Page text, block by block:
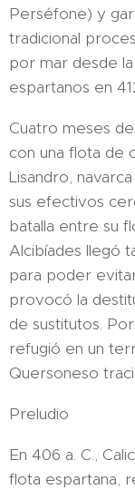
Perséfone) y
tradicional
por mar desde
espartanos en
Cuatro meses
con una flota de
Lisandro,
sus efectivos
batalla entre su
Alcibíades llegó
para poder
provocó la
de sustitutos.
refugió en un
Quersoneso
Preludio
En 406 a. C.,
flota espartana,